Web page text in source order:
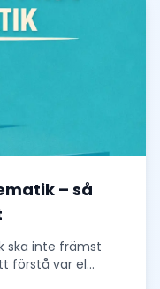
– så
ska inte främst
att förstå var el...